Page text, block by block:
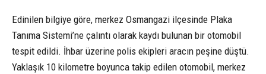
Edinilen bilgiye göre, merkez Osmangazi ilçesinde Plaka
Tanıma Sistemi’ne çalıntı olarak kaydı bulunan bir otomobil
tespit edildi. İhbar üzerine polis ekipleri aracın peşine düştü.
Yaklaşık 10 kilometre boyunca takip edilen otomobil, merkez